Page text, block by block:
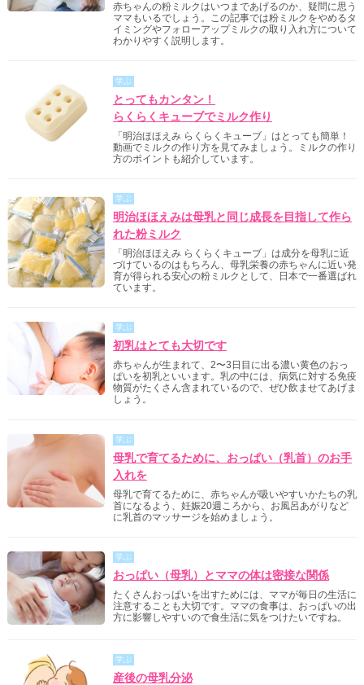
赤ちゃんの粉ミルクはいつまであげるのか、疑問に思う
ママもいるでしょう。この記事では粉ミルクをやめるタ
イミングやフォローアップミルクの取り入れ方について
わかりやすく説明します。
学ぶ
とってもカンタン！
らくらくキューブでミルク作り
「明治ほほえみ らくらくキューブ」はとっても簡単！
動画でミルクの作り方を見てみましょう。ミルクの作り
方のポイントも紹介しています。
学ぶ
明治ほほえみは母乳と同じ成長を目指して作ら
れた粉ミルク
「明治ほほえみ らくらくキューブ」は成分を母乳に近
づけているのはもちろん、母乳栄養の赤ちゃんに近い発
育が得られる安心の粉ミルクとして、日本で一番選ばれ
ています。
学ぶ
初乳はとても大切です
赤ちゃんが生まれて、2〜3日目に出る濃い黄色のおっ
ぱいを初乳といいます。乳の中には、病気に対する免疫
物質がたくさん含まれているので、ぜひ飲ませてあげま
しょう。
学ぶ
母乳で育てるために、おっぱい（乳首）のお手
入れを
母乳で育てるために、赤ちゃんが吸いやすいかたちの乳
首になるよう、妊娠20週ころから、お風呂あがりなど
に乳首のマッサージを始めましょう。
学ぶ
おっぱい（母乳）とママの体は密接な関係
たくさんおっぱいを出すためには、ママが毎日の生活に
注意することも大切です。ママの食事は、おっぱいの出
方に影響しやすいので食生活に気をつけたいですね。
学ぶ
産後の母乳分泌